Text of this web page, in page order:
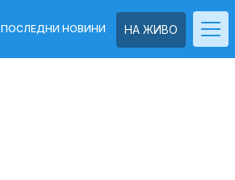
НА ЖИВО
ПОСЛЕДНИ НОВИНИ